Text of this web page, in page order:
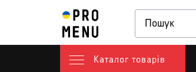
Каталог товарів